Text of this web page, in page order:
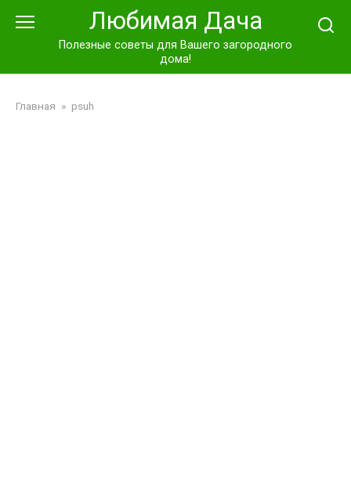
Любимая Дача
Полезные советы для Вашего загородного
дома!
Главная » psuh